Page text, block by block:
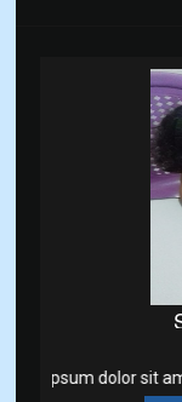
ipsum dolor sit